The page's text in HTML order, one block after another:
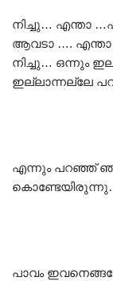
നിച്ചു… എന്താ
ആവടാ …. എന്താ
നിച്ചു… ഒന്നും
ഇല്ലാന്നല്ലേ
എന്നും പറഞ്ഞ്
പാവം